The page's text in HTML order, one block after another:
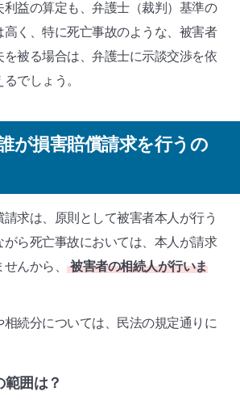
益の算定も、弁護士（裁判）基準の
く、特に死亡事故のような、被害者
被る場合は、弁護士に示談交渉を依
でしょう。
が損害賠償請求を行うの
求は、原則として被害者本人が行う
がら死亡事故においては、本人が請求
んから、
被害者の相続人が行いま
続分については、民法の規定通りに
囲は？